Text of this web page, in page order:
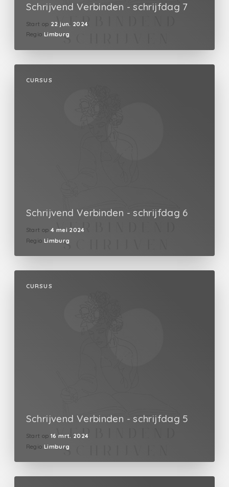
Schrijvend Verbinden - schrijfdag 7
Start op 22 jun. 2024
Regio Limburg
CURSUS
Schrijvend Verbinden - schrijfdag 6
Start op 4 mei 2024
Regio Limburg
CURSUS
Schrijvend Verbinden - schrijfdag 5
Start op 16 mrt. 2024
Regio Limburg